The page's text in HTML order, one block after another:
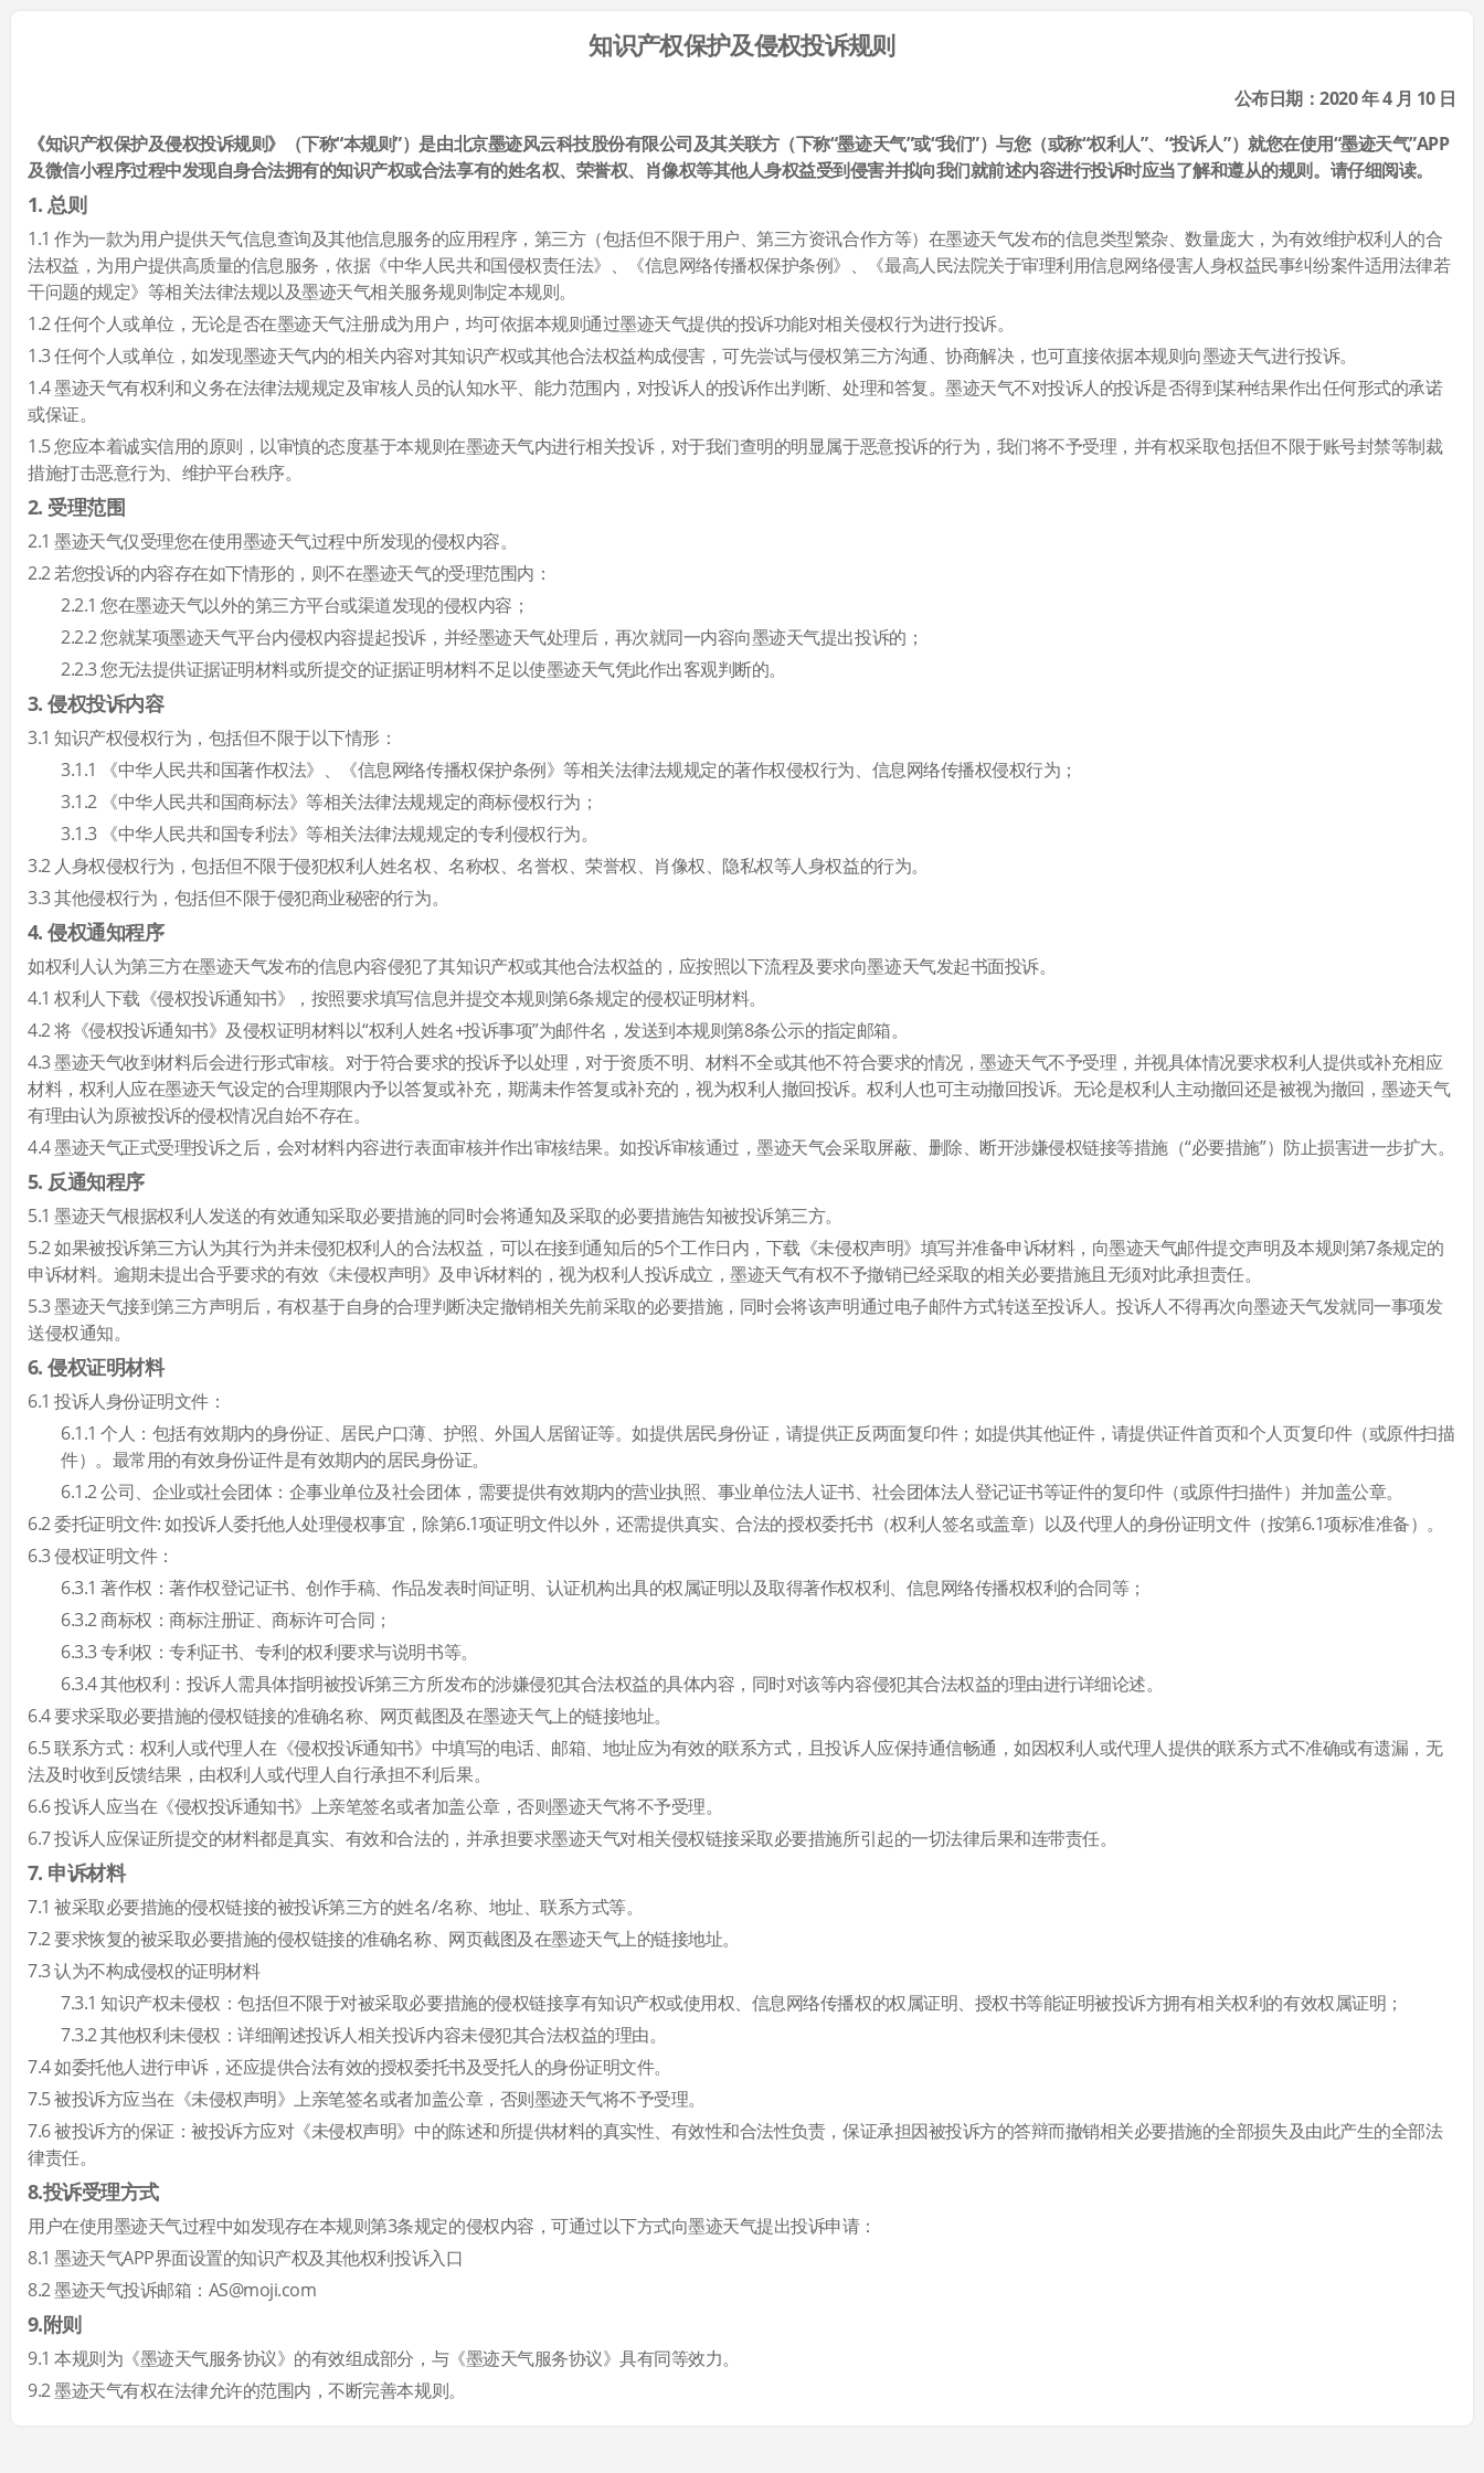
知识产权保护及侵权投诉规则
公布日期：2020 年 4 月 10 日
《知识产权保护及侵权投诉规则》（下称“本规则”）是由北京墨迹风云科技股份有限公司及其关联方（下称“墨迹天气”或“我们”）与您（或称“权利人”、“投诉人”）就您在使用“墨迹天气”APP
及微信小程序过程中发现自身合法拥有的知识产权或合法享有的姓名权、荣誉权、肖像权等其他人身权益受到侵害并拟向我们就前述内容进行投诉时应当了解和遵从的规则。请仔细阅读。
1. 总则
1.1 作为一款为用户提供天气信息查询及其他信息服务的应用程序，第三方（包括但不限于用户、第三方资讯合作方等）在墨迹天气发布的信息类型繁杂、数量庞大，为有效维护权利人的合
法权益，为用户提供高质量的信息服务，依据《中华人民共和国侵权责任法》、《信息网络传播权保护条例》、《最高人民法院关于审理利用信息网络侵害人身权益民事纠纷案件适用法律若
干问题的规定》等相关法律法规以及墨迹天气相关服务规则制定本规则。
1.2 任何个人或单位，无论是否在墨迹天气注册成为用户，均可依据本规则通过墨迹天气提供的投诉功能对相关侵权行为进行投诉。
1.3 任何个人或单位，如发现墨迹天气内的相关内容对其知识产权或其他合法权益构成侵害，可先尝试与侵权第三方沟通、协商解决，也可直接依据本规则向墨迹天气进行投诉。
1.4 墨迹天气有权利和义务在法律法规规定及审核人员的认知水平、能力范围内，对投诉人的投诉作出判断、处理和答复。墨迹天气不对投诉人的投诉是否得到某种结果作出任何形式的承诺
或保证。
1.5 您应本着诚实信用的原则，以审慎的态度基于本规则在墨迹天气内进行相关投诉，对于我们查明的明显属于恶意投诉的行为，我们将不予受理，并有权采取包括但不限于账号封禁等制裁
措施打击恶意行为、维护平台秩序。
2. 受理范围
2.1 墨迹天气仅受理您在使用墨迹天气过程中所发现的侵权内容。
2.2 若您投诉的内容存在如下情形的，则不在墨迹天气的受理范围内：
2.2.1 您在墨迹天气以外的第三方平台或渠道发现的侵权内容；
2.2.2 您就某项墨迹天气平台内侵权内容提起投诉，并经墨迹天气处理后，再次就同一内容向墨迹天气提出投诉的；
2.2.3 您无法提供证据证明材料或所提交的证据证明材料不足以使墨迹天气凭此作出客观判断的。
3. 侵权投诉内容
3.1 知识产权侵权行为，包括但不限于以下情形：
3.1.1 《中华人民共和国著作权法》、《信息网络传播权保护条例》等相关法律法规规定的著作权侵权行为、信息网络传播权侵权行为；
3.1.2 《中华人民共和国商标法》等相关法律法规规定的商标侵权行为；
3.1.3 《中华人民共和国专利法》等相关法律法规规定的专利侵权行为。
3.2 人身权侵权行为，包括但不限于侵犯权利人姓名权、名称权、名誉权、荣誉权、肖像权、隐私权等人身权益的行为。
3.3 其他侵权行为，包括但不限于侵犯商业秘密的行为。
4. 侵权通知程序
如权利人认为第三方在墨迹天气发布的信息内容侵犯了其知识产权或其他合法权益的，应按照以下流程及要求向墨迹天气发起书面投诉。
4.1 权利人下载《侵权投诉通知书》，按照要求填写信息并提交本规则第6条规定的侵权证明材料。
4.2 将《侵权投诉通知书》及侵权证明材料以“权利人姓名+投诉事项”为邮件名，发送到本规则第8条公示的指定邮箱。
4.3 墨迹天气收到材料后会进行形式审核。对于符合要求的投诉予以处理，对于资质不明、材料不全或其他不符合要求的情况，墨迹天气不予受理，并视具体情况要求权利人提供或补充相应
材料，权利人应在墨迹天气设定的合理期限内予以答复或补充，期满未作答复或补充的，视为权利人撤回投诉。权利人也可主动撤回投诉。无论是权利人主动撤回还是被视为撤回，墨迹天气
有理由认为原被投诉的侵权情况自始不存在。
4.4 墨迹天气正式受理投诉之后，会对材料内容进行表面审核并作出审核结果。如投诉审核通过，墨迹天气会采取屏蔽、删除、断开涉嫌侵权链接等措施（“必要措施”）防止损害进一步扩大。
5. 反通知程序
5.1 墨迹天气根据权利人发送的有效通知采取必要措施的同时会将通知及采取的必要措施告知被投诉第三方。
5.2 如果被投诉第三方认为其行为并未侵犯权利人的合法权益，可以在接到通知后的5个工作日内，下载《未侵权声明》填写并准备申诉材料，向墨迹天气邮件提交声明及本规则第7条规定的
申诉材料。逾期未提出合乎要求的有效《未侵权声明》及申诉材料的，视为权利人投诉成立，墨迹天气有权不予撤销已经采取的相关必要措施且无须对此承担责任。
5.3 墨迹天气接到第三方声明后，有权基于自身的合理判断决定撤销相关先前采取的必要措施，同时会将该声明通过电子邮件方式转送至投诉人。投诉人不得再次向墨迹天气发就同一事项发
送侵权通知。
6. 侵权证明材料
6.1 投诉人身份证明文件：
6.1.1 个人：包括有效期内的身份证、居民户口薄、护照、外国人居留证等。如提供居民身份证，请提供正反两面复印件；如提供其他证件，请提供证件首页和个人页复印件（或原件扫描
件）。最常用的有效身份证件是有效期内的居民身份证。
6.1.2 公司、企业或社会团体：企事业单位及社会团体，需要提供有效期内的营业执照、事业单位法人证书、社会团体法人登记证书等证件的复印件（或原件扫描件）并加盖公章。
6.2 委托证明文件: 如投诉人委托他人处理侵权事宜，除第6.1项证明文件以外，还需提供真实、合法的授权委托书（权利人签名或盖章）以及代理人的身份证明文件（按第6.1项标准准备）。
6.3 侵权证明文件：
6.3.1 著作权：著作权登记证书、创作手稿、作品发表时间证明、认证机构出具的权属证明以及取得著作权权利、信息网络传播权权利的合同等；
6.3.2 商标权：商标注册证、商标许可合同；
6.3.3 专利权：专利证书、专利的权利要求与说明书等。
6.3.4 其他权利：投诉人需具体指明被投诉第三方所发布的涉嫌侵犯其合法权益的具体内容，同时对该等内容侵犯其合法权益的理由进行详细论述。
6.4 要求采取必要措施的侵权链接的准确名称、网页截图及在墨迹天气上的链接地址。
6.5 联系方式：权利人或代理人在《侵权投诉通知书》中填写的电话、邮箱、地址应为有效的联系方式，且投诉人应保持通信畅通，如因权利人或代理人提供的联系方式不准确或有遗漏，无
法及时收到反馈结果，由权利人或代理人自行承担不利后果。
6.6 投诉人应当在《侵权投诉通知书》上亲笔签名或者加盖公章，否则墨迹天气将不予受理。
6.7 投诉人应保证所提交的材料都是真实、有效和合法的，并承担要求墨迹天气对相关侵权链接采取必要措施所引起的一切法律后果和连带责任。
7. 申诉材料
7.1 被采取必要措施的侵权链接的被投诉第三方的姓名/名称、地址、联系方式等。
7.2 要求恢复的被采取必要措施的侵权链接的准确名称、网页截图及在墨迹天气上的链接地址。
7.3 认为不构成侵权的证明材料
7.3.1 知识产权未侵权：包括但不限于对被采取必要措施的侵权链接享有知识产权或使用权、信息网络传播权的权属证明、授权书等能证明被投诉方拥有相关权利的有效权属证明；
7.3.2 其他权利未侵权：详细阐述投诉人相关投诉内容未侵犯其合法权益的理由。
7.4 如委托他人进行申诉，还应提供合法有效的授权委托书及受托人的身份证明文件。
7.5 被投诉方应当在《未侵权声明》上亲笔签名或者加盖公章，否则墨迹天气将不予受理。
7.6 被投诉方的保证：被投诉方应对《未侵权声明》中的陈述和所提供材料的真实性、有效性和合法性负责，保证承担因被投诉方的答辩而撤销相关必要措施的全部损失及由此产生的全部法
律责任。
8.投诉受理方式
用户在使用墨迹天气过程中如发现存在本规则第3条规定的侵权内容，可通过以下方式向墨迹天气提出投诉申请：
8.1 墨迹天气APP界面设置的知识产权及其他权利投诉入口
8.2 墨迹天气投诉邮箱：AS@moji.com
9.附则
9.1 本规则为《墨迹天气服务协议》的有效组成部分，与《墨迹天气服务协议》具有同等效力。
9.2 墨迹天气有权在法律允许的范围内，不断完善本规则。